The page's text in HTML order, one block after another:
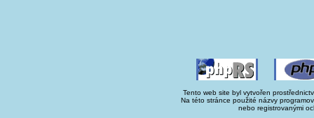
Tento web site byl vytvořen
Na této stránce použité názvy
nebo registrovanými